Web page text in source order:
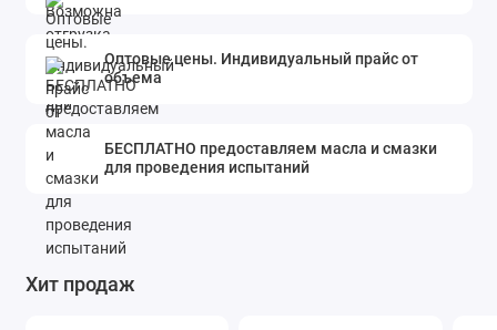
Оптовые цены. Индивидуальный прайс от
объема
БЕСПЛАТНО предоставляем масла и смазки
для проведения испытаний
Хит продаж